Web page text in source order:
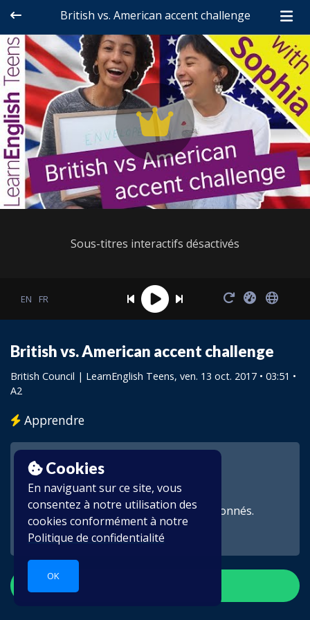
Cookies
En naviguant sur ce site, vous
consentez à notre utilisation des
cookies conformément à notre
Politique de confidentialité
OK
British vs. American accent challenge
Sous-titres interactifs désactivés
EN FR
British vs. American accent challenge
British Council | LearnEnglish Teens, ven. 13 oct. 2017 • 03:51 •
A2
Apprendre
Cette vidéo est réservée aux abonnés.